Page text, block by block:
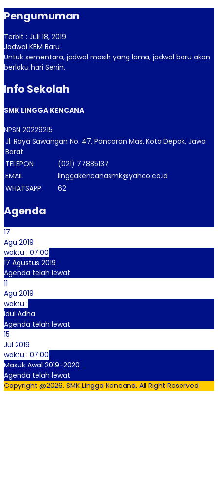
Pengumuman
Terbit : Juli 18, 2019
Jadwal KBM Baru
Untuk sementara, jadwal masih yang lama, jadwal baru akan
berlaku hari Senin.
Info Sekolah
SMK LINGGA KENCANA
NPSN 20229215
Jl. Raya Sawangan No. 47, Pancoran Mas, Kota Depok, Jawa
Barat
TELEPON
(021) 77885137
EMAIL
linggakencanasmk@yahoo.co.id
WHATSAPP
62
Agenda
17
Agu 2019
waktu : 07:00
17 Agustus 2019
Agenda telah lewat
11
Agu 2019
waktu :
Idul Adha
Agenda telah lewat
15
Jul 2019
waktu : 07:00
Masuk Awal 2019-2020
Agenda telah lewat
Copyright @2026. SMK Lingga Kencana. All Right Reserved